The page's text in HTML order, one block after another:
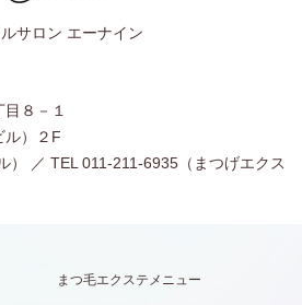
サロン エーナイン
８－１
ル）２F
） ／ TEL 011-211-6935（まつげエクス
まつ毛エクステメニュー